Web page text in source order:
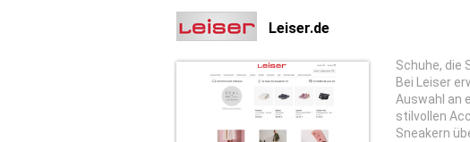
Leiser.de
Schuhe, die
Bei Leiser
Auswahl an
stilvollen
Sneakern